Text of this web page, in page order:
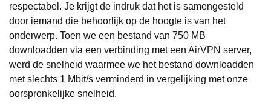
respectabel. Je krijgt de indruk dat het is samengesteld
door iemand die behoorlijk op de hoogte is van het
onderwerp. Toen we een bestand van 750 MB
downloadden via een verbinding met een AirVPN server,
werd de snelheid waarmee we het bestand downloadden
met slechts 1 Mbit/s verminderd in vergelijking met onze
oorspronkelijke snelheid.